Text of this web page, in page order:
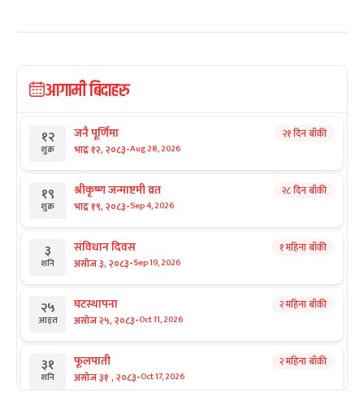
आगामी बिदाहरु
१२
शुक्र
जनै पूर्णिमा
भाद्र १२, २०८३-Aug 28, 2026
२१ दिन बाँकी
१९
शुक्र
श्रीकृष्ण जन्माष्टमी व्रत
भाद्र १९, २०८३-Sep 4, 2026
२८ दिन बाँकी
३
शनि
संविधान दिवस
असोज ३, २०८३-Sep 19, 2026
१ महिना बाँकी
२५
आइत
घटस्थापना
असोज २५, २०८३-Oct 11, 2026
२ महिना बाँकी
३१
शनि
फूलपाती
असोज ३१ , २०८३-Oct 17, 2026
२ महिना बाँकी